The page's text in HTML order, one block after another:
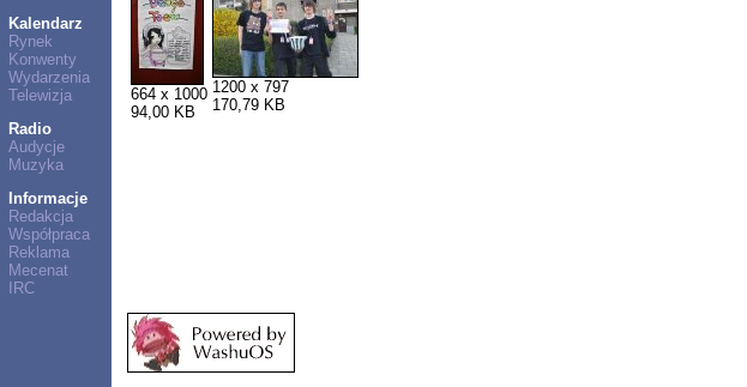
Kalendarz
Rynek
Konwenty
Wydarzenia
Telewizja
Radio
Audycje
Muzyka
Informacje
Redakcja
Współpraca
Reklama
Mecenat
IRC
664 x 1000
94,00 KB
1200 x 797
170,79 KB